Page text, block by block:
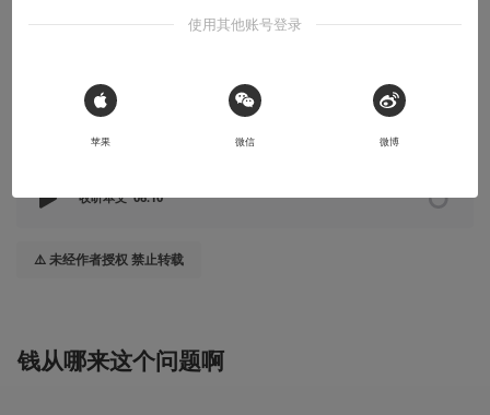
钱从哪来的进一步问题
本文系用户投稿，不代表机核网观点
收听本文 06:10
⚠️ 未经作者授权 禁止转载
钱从哪来这个问题啊
使用其他账号登录
 Sign in with Apple
苹果 微信 微博